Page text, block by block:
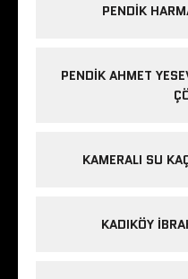
PENDIK
PENDIK AHMET
KAMERALI SU
KADIKÖY